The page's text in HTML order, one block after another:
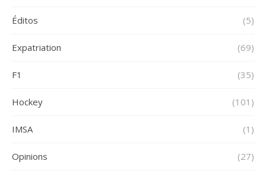
Éditos (5)
Expatriation (69)
F1 (35)
Hockey (101)
IMSA (1)
Opinions (27)